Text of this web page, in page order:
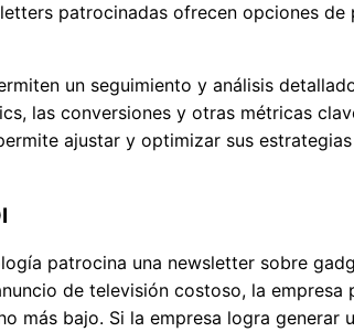
patrocinadas ofrecen opciones
un seguimiento y análisis
las conversiones y otras métricas
ajustar y optimizar sus
patrocina una newsletter sobre
de televisión costoso, la empresa
más bajo. Si la empresa logra generar